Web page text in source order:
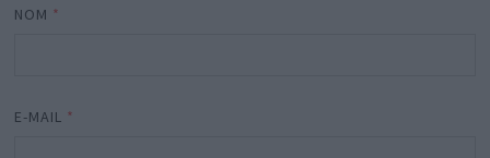
NOM *
E-MAIL *